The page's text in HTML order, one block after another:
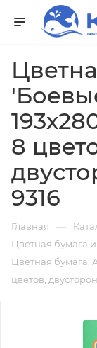
8
9316
Главная —
Цветная бумага
Цветная бумага,
цветов,